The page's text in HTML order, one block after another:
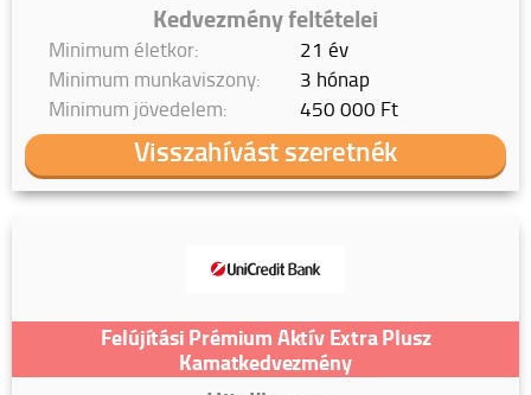
Kedvezmény feltételei
Minimum életkor:
21 év
Minimum munkaviszony:
3 hónap
Minimum jövedelem:
450 000 Ft
Visszahívást szeretnék
Felújítási Prémium Aktív Extra Plusz
Kamatkedvezmény